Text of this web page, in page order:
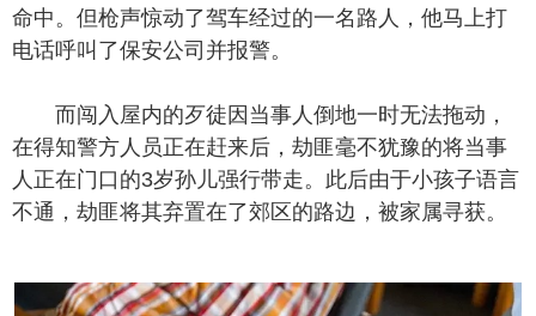
命中。但枪声惊动了驾车经过的一名路人，他马上打
电话呼叫了保安公司并报警。
而闯入屋内的歹徒因当事人倒地一时无法拖动，
在得知警方人员正在赶来后，劫匪毫不犹豫的将当事
人正在门口的3岁孙儿强行带走。此后由于小孩子语言
不通，劫匪将其弃置在了郊区的路边，被家属寻获。